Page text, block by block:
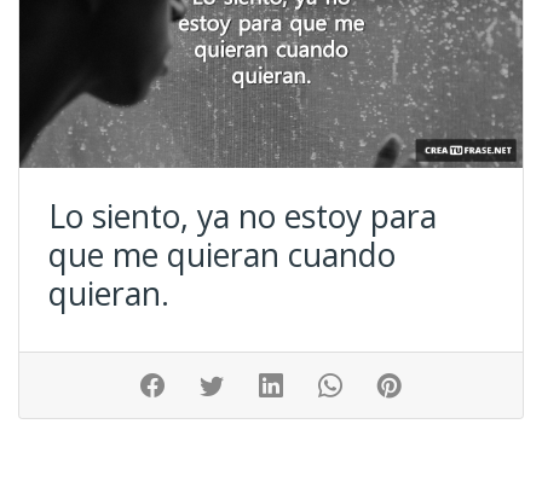
Lo siento, ya no estoy para
que me quieran cuando
quieran.